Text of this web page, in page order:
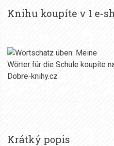
Knihu koupíte v 1 e-
Krátký popis